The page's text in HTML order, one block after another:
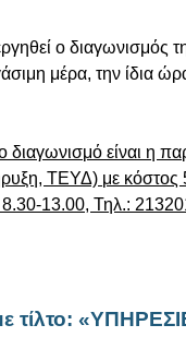
ο διαγωνισμός
μέρα, την ίδια
είναι η
ΤΕΥΔ) με
8.30-13.00, Τηλ.:
με τίλτο: